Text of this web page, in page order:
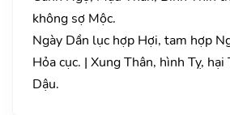
không sợ Mộc.
Ngày Dần lục hợp Hợi, tam hợp
Hỏa cục. | Xung Thân, hình Tỵ,
Dậu.